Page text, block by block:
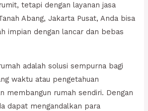
tetapi dengan layanan jasa
Abang, Jakarta Pusat, Anda bisa
impian dengan lancar dan bebas
adalah solusi sempurna bagi
waktu atau pengetahuan
membangun rumah sendiri. Dengan
dapat mengandalkan para